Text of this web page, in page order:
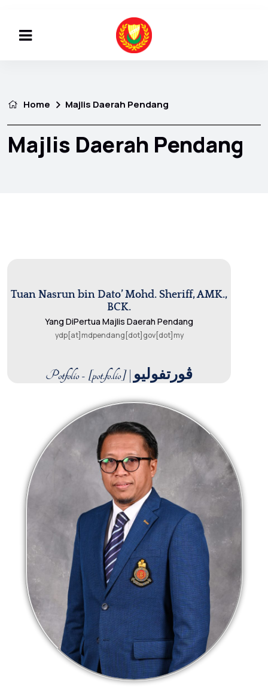
Home Majlis Daerah Pendang
Majlis Daerah Pendang
Tuan Nasrun bin Dato’ Mohd. Sheriff, AMK.,
BCK.
Yang DiPertua Majlis Daerah Pendang
ydp[at]mdpendang[dot]gov[dot]my
Potfolio - [pot.fo.lio] | ڤورتفوليو